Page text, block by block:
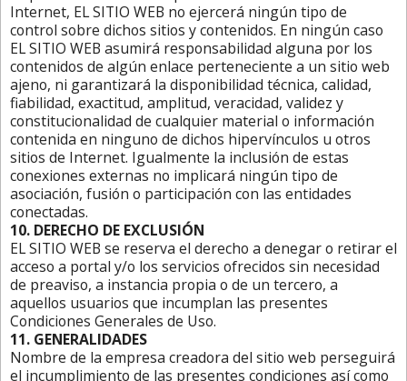
Internet, EL SITIO WEB no ejercerá ningún tipo de
control sobre dichos sitios y contenidos. En ningún caso
EL SITIO WEB asumirá responsabilidad alguna por los
contenidos de algún enlace perteneciente a un sitio web
ajeno, ni garantizará la disponibilidad técnica, calidad,
fiabilidad, exactitud, amplitud, veracidad, validez y
constitucionalidad de cualquier material o información
contenida en ninguno de dichos hipervínculos u otros
sitios de Internet. Igualmente la inclusión de estas
conexiones externas no implicará ningún tipo de
asociación, fusión o participación con las entidades
conectadas.
10. DERECHO DE EXCLUSIÓN
EL SITIO WEB se reserva el derecho a denegar o retirar el
acceso a portal y/o los servicios ofrecidos sin necesidad
de preaviso, a instancia propia o de un tercero, a
aquellos usuarios que incumplan las presentes
Condiciones Generales de Uso.
11. GENERALIDADES
Nombre de la empresa creadora del sitio web perseguirá
el incumplimiento de las presentes condiciones así como